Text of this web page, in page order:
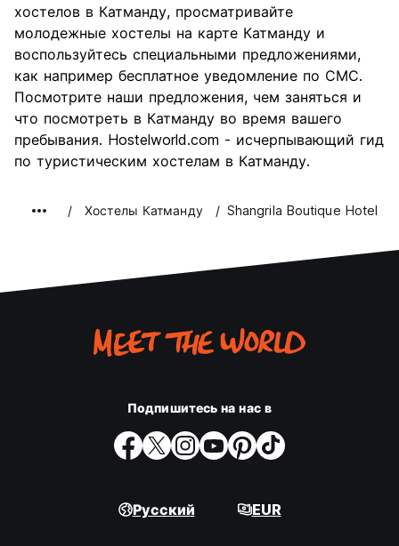
Ночная жизнь
Соотношение цены и
качества
8.7
хостелов в Катманду, просматривайте
молодежные хостелы на карте Катманду и
воспользуйтесь специальными предложениями,
как например бесплатное уведомление по СМС.
Посмотрите наши предложения, чем заняться и
что посмотреть в Катманду во время вашего
пребывания. Hostelworld.com - исчерпывающий гид
по туристическим хостелам в Катманду.
Хостелы Катманду Shangrila Boutique Hotel
Подпишитесь на нас в
Русский EUR